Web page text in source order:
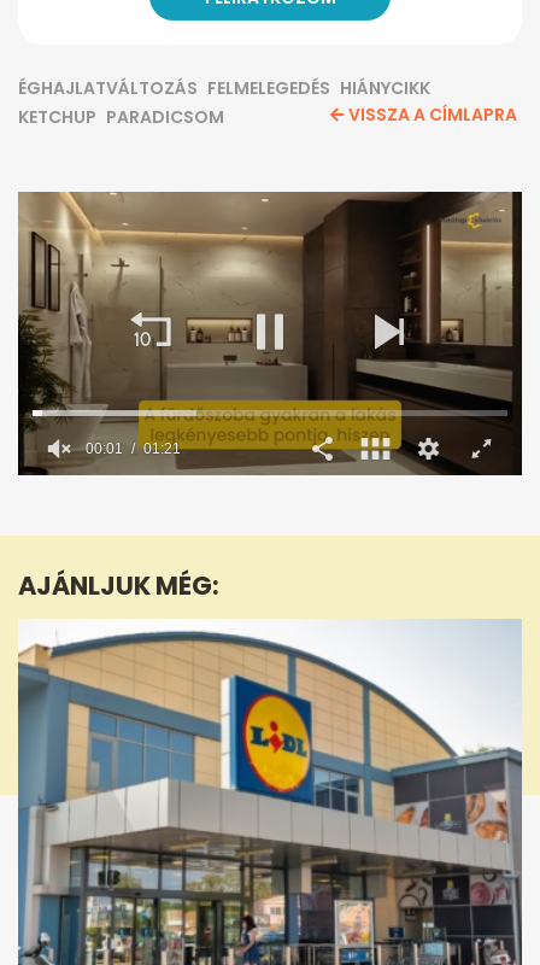
ÉGHAJLATVÁLTOZÁS FELMELEGEDÉS HIÁNYCIKK
KETCHUP PARADICSOM VISSZA A CÍMLAPRA
1
21
seconds
00:02 01:21
AJÁNLJUK MÉG: